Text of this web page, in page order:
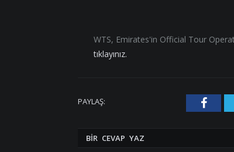
WTS, Emirates'in Official Tour
tıklayınız.
PAYLAŞ:
BIR CEVAP YAZ